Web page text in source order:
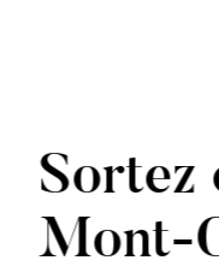
Sortez
Mont-